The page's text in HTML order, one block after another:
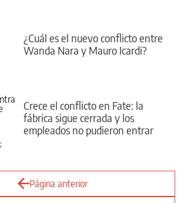
¿Cuál es el nuevo conflicto entre
Wanda Nara y Mauro Icardi?
Crece el conflicto en Fate: la
fábrica sigue cerrada y los
empleados no pudieron entrar
Página anterior